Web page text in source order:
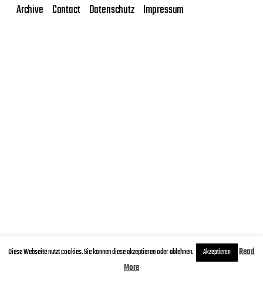
Archive Contact Datenschutz Impressum
Diese Webseite nutzt cookies. Sie können diese akzeptieren oder ablehnen. Akzeptieren
Read
More